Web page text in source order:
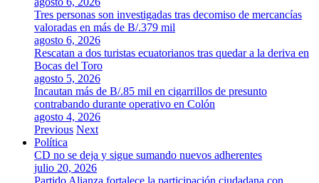
Tres personas son investigadas tras decomiso de mercancías
valoradas en más de B/.379 mil
agosto 6, 2026
Rescatan a dos turistas ecuatorianos tras quedar a la deriva en
Bocas del Toro
agosto 5, 2026
Incautan más de B/.85 mil en cigarrillos de presunto
contrabando durante operativo en Colón
agosto 4, 2026
Previous Next
Política
CD no se deja y sigue sumando nuevos adherentes
julio 20, 2026
Partido Alianza fortalece la participación ciudadana con